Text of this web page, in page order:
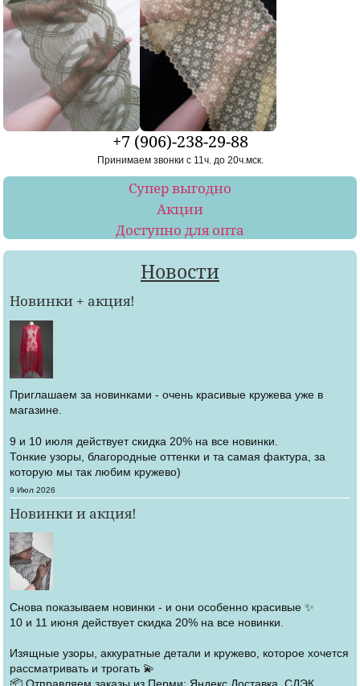
+7 (906)-238-29-88
Принимаем звонки с 11ч. до 20ч.мск.
Супер выгодно
Акции
Доступно для опта
Новости
Новинки + акция!
Приглашаем за новинками - очень красивые кружева уже в
магазине.
9 и 10 июля действует скидка 20% на все новинки.
Тонкие узоры, благородные оттенки и та самая фактура, за
которую мы так любим кружево)
Создано
9 Июл 2026
Новинки и акция!
Снова показываем новинки - и они особенно красивые ✨
10 и 11 июня действует скидка 20% на все новинки.
Изящные узоры, аккуратные детали и кружево, которое хочется
рассматривать и трогать 💫
📦 Отправляем заказы из Перми: Яндекс Доставка, СДЭК,